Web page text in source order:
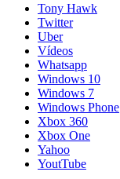
Tony Hawk
Twitter
Uber
Vídeos
Whatsapp
Windows 10
Windows 7
Windows Phone
Xbox 360
Xbox One
Yahoo
YoutTube